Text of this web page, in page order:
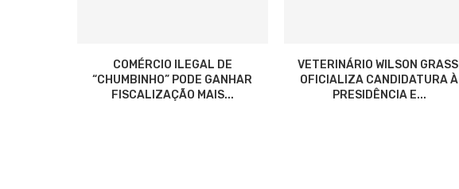
COMÉRCIO ILEGAL DE
“CHUMBINHO” PODE GANHAR
FISCALIZAÇÃO MAIS...
VETERINÁRIO WILSON GRASSI
OFICIALIZA CANDIDATURA À
PRESIDÊNCIA E...